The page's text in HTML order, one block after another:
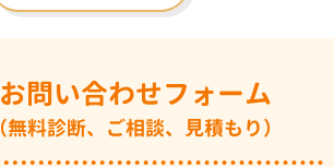
お問い合わせフォーム
（無料診断、ご相談、見積もり）